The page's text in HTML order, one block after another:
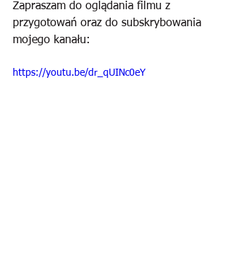
Zapraszam do oglądania filmu z
przygotowań oraz do subskrybowania
mojego kanału:
https://youtu.be/dr_qUINc0eY